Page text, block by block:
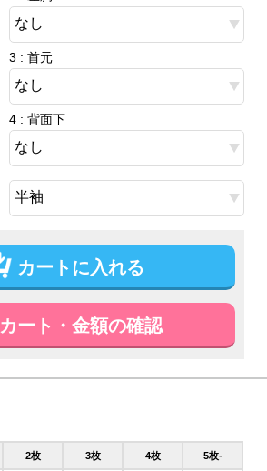
3 : 首元
4 : 背面下
カートに入れる
カート・金額の確認
2枚 3枚 4枚 5枚-